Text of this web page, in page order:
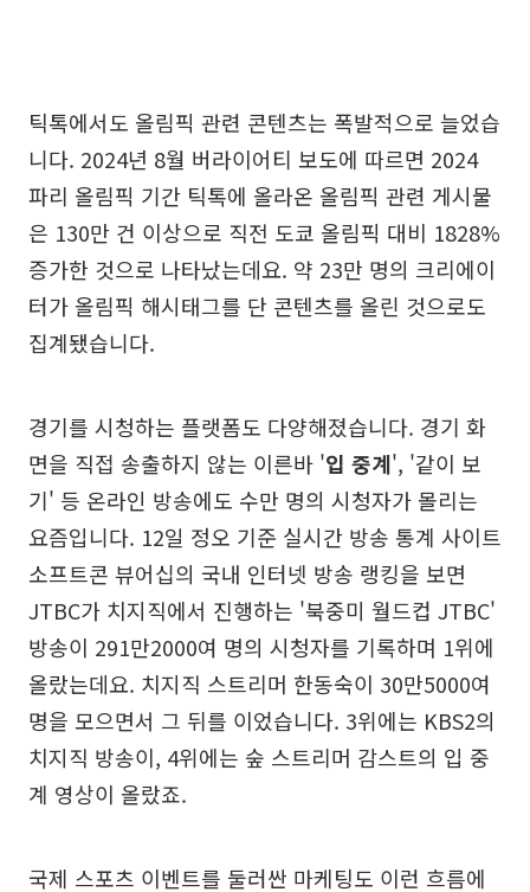
틱톡에서도 올림픽 관련 콘텐츠는 폭발적으로 늘었습
니다. 2024년 8월 버라이어티 보도에 따르면 2024
파리 올림픽 기간 틱톡에 올라온 올림픽 관련 게시물
은 130만 건 이상으로 직전 도쿄 올림픽 대비 1828%
증가한 것으로 나타났는데요. 약 23만 명의 크리에이
터가 올림픽 해시태그를 단 콘텐츠를 올린 것으로도
집계됐습니다.
경기를 시청하는 플랫폼도 다양해졌습니다. 경기 화
면을 직접 송출하지 않는 이른바 '입 중계', '같이 보
기' 등 온라인 방송에도 수만 명의 시청자가 몰리는
요즘입니다. 12일 정오 기준 실시간 방송 통계 사이트
소프트콘 뷰어십의 국내 인터넷 방송 랭킹을 보면
JTBC가 치지직에서 진행하는 '북중미 월드컵 JTBC'
방송이 291만2000여 명의 시청자를 기록하며 1위에
올랐는데요. 치지직 스트리머 한동숙이 30만5000여
명을 모으면서 그 뒤를 이었습니다. 3위에는 KBS2의
치지직 방송이, 4위에는 숲 스트리머 감스트의 입 중
계 영상이 올랐죠.
국제 스포츠 이벤트를 둘러싼 마케팅도 이런 흐름에